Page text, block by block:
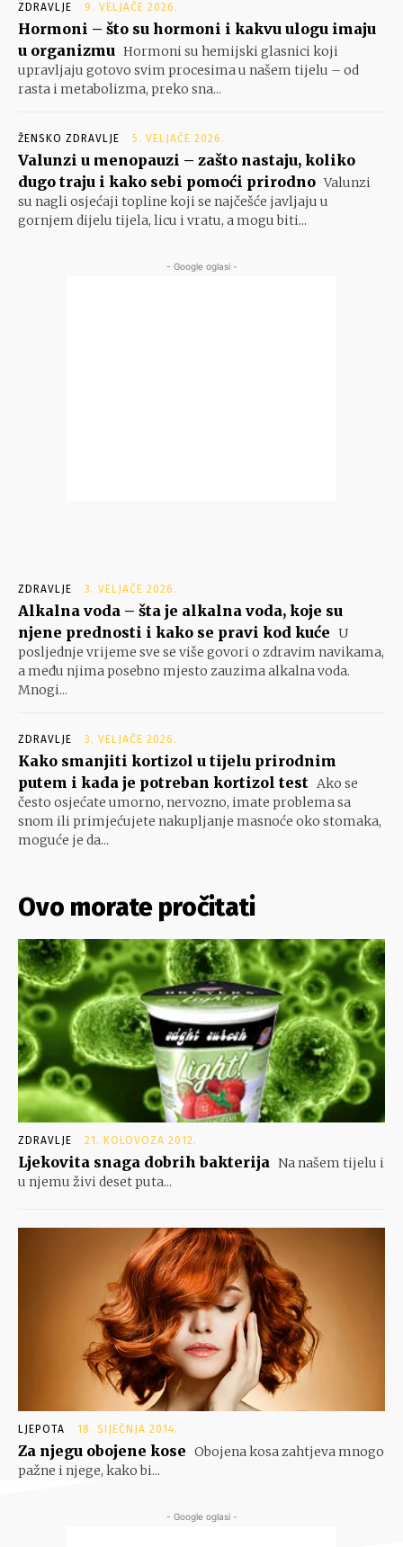
ZDRAVLJE 9. VELJAČE 2026.
Hormoni – što su hormoni i kakvu ulogu imaju
u organizmu Hormoni su hemijski glasnici koji
upravljaju gotovo svim procesima u našem tijelu – od
rasta i metabolizma, preko sna...
ŽENSKO ZDRAVLJE 5. VELJAČE 2026.
Valunzi u menopauzi – zašto nastaju, koliko
dugo traju i kako sebi pomoći prirodno Valunzi
su nagli osjećaji topline koji se najčešće javljaju u
gornjem dijelu tijela, licu i vratu, a mogu biti...
- Google oglasi -
ZDRAVLJE 3. VELJAČE 2026.
Alkalna voda – šta je alkalna voda, koje su
njene prednosti i kako se pravi kod kuće U
posljednje vrijeme sve se više govori o zdravim navikama,
a među njima posebno mjesto zauzima alkalna voda.
Mnogi...
ZDRAVLJE 3. VELJAČE 2026.
Kako smanjiti kortizol u tijelu prirodnim
putem i kada je potreban kortizol test Ako se
često osjećate umorno, nervozno, imate problema sa
snom ili primjećujete nakupljanje masnoće oko stomaka,
moguće je da...
Ovo morate pročitati
ZDRAVLJE 21. KOLOVOZA 2012.
Ljekovita snaga dobrih bakterija Na našem tijelu i
u njemu živi deset puta...
LJEPOTA 18. SIJEČNJA 2014.
Za njegu obojene kose Obojena kosa zahtjeva mnogo
pažne i njege, kako bi...
- Google oglasi -